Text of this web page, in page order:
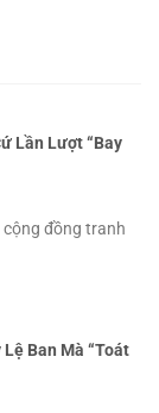
Lần Lượt “Bay
cộng đồng tranh
Ban Mà “Toát